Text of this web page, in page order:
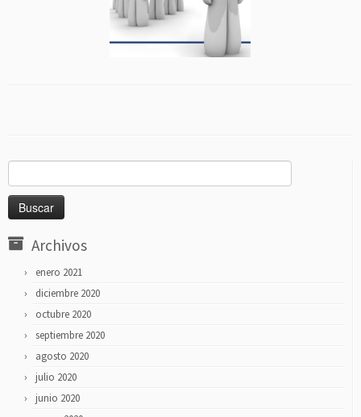
Archivos
enero 2021
diciembre 2020
octubre 2020
septiembre 2020
agosto 2020
julio 2020
junio 2020